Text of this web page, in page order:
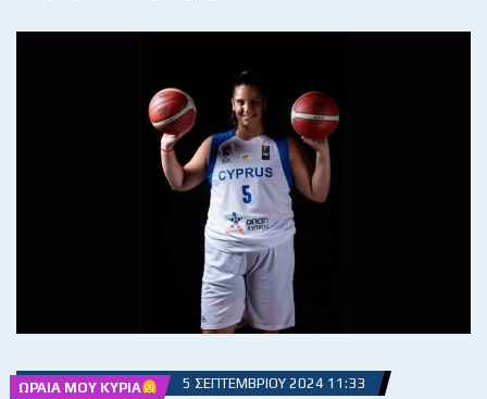
ΩΡΑΊΑ ΜΟΥ ΚΥΡΊΑ 5 ΣΕΠΤΕΜΒΡΊΟΥ 2024 11:33